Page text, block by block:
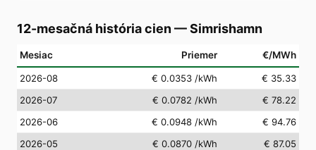
12-mesačná história cien —Simrishamn
Mesiac Priemer €/MWh
2026-08 € 0.0353 /kWh
€ 35.33
2026-07
€ 0.0782 /kWh
€ 78.22
2026-06
€ 0.0948 /kWh
€ 94.76
2026-05
€ 0.0870 /kWh
€ 87.05